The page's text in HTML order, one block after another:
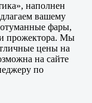
наполнен
вашему
фары,
и прожектора. Мы
цены на
на сайте
по